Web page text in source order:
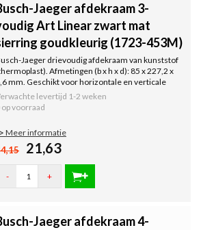
Jaeger afdekraam 3-
Art Linear zwart mat
goudkleurig (1723-453M)
Jaeger drievoudig afdekraam van kunststof
Afmetingen (b x h x d): 85 x 227,2 x
mm. Geschikt voor horizontale en verticale
Serie: Art Linear, kleur: zwart mat.
met decoratiering in goudkleurig.
levertijd 1-2 weken
op voorraad
Meer informatie
21,63
- +
Jaeger afdekraam 4-